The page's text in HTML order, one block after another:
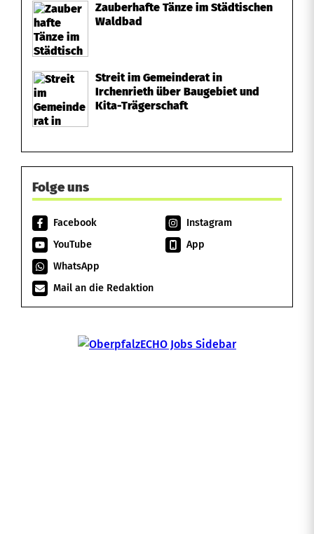
Zauberhafte Tänze im Städtischen
Waldbad
Streit im Gemeinderat in
Irchenrieth über Baugebiet und
Kita-Trägerschaft
Folge uns
Facebook
Instagram
YouTube
App
WhatsApp
Mail an die Redaktion